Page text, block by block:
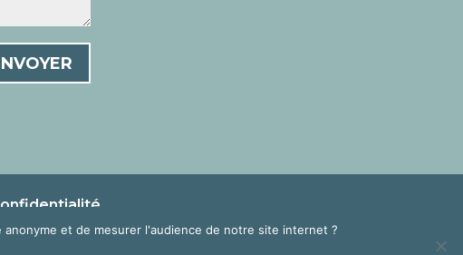
et de mesurer l'audience de notre site internet ?